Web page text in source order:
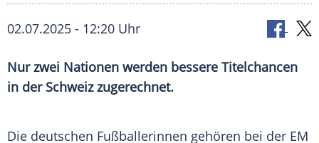
02.07.2025 - 12:20 Uhr
Nur zwei Nationen werden bessere Titelchancen
in der Schweiz zugerechnet.
Die deutschen Fußballerinnen gehören bei der EM